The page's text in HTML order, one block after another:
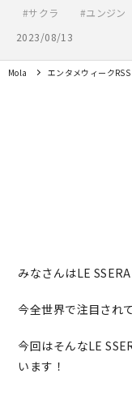
サクラ
ユンジン
2023/08/13
Mola エンタメウィークRSS
みなさんはLE
今全世界で注目され
今回はそんなLE
います！